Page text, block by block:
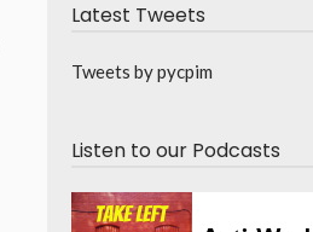
Latest Tweets
Tweets by pycpim
Listen to our Podcasts